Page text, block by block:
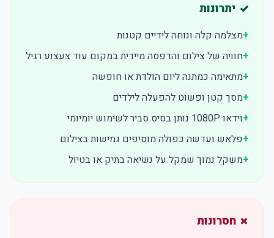
✓ יתרונות
+מצלמה קלה ונוחה לידיים קטנות
+חוויה של צילום והדפסה מיידית במקום עוד צעצוע רגיל
+מתאימה כמתנה ליום הולדת או חופשה
+מסך קטן ופשוט להפעלה לילדים
+וידאו 1080P נותן בסיס סביר לשימוש יומיומי
+פלאש ועדשה כפולה מוסיפים גמישות בצילום
+משקל נמוך שמקל על נשיאה בתיק או בטיול
✗ חסרונות